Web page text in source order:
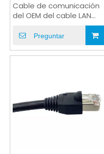
Cable de comunicación
del OEM del cable LAN
CAT6 UTP FTP STP con
RJ45
Preguntar